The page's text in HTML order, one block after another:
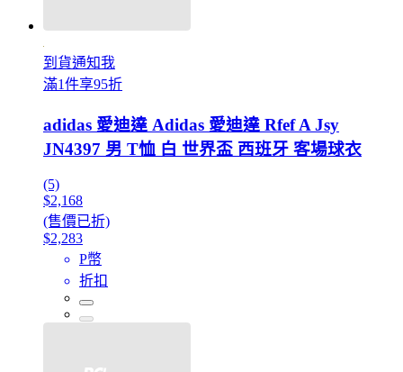
到貨通知我
滿1件享95折
adidas 愛迪達 Adidas 愛迪達 Rfef A Jsy
JN4397 男 T恤 白 世界盃 西班牙 客場球衣
(5)
$2,168
(售價已折)
$2,283
P幣
折扣